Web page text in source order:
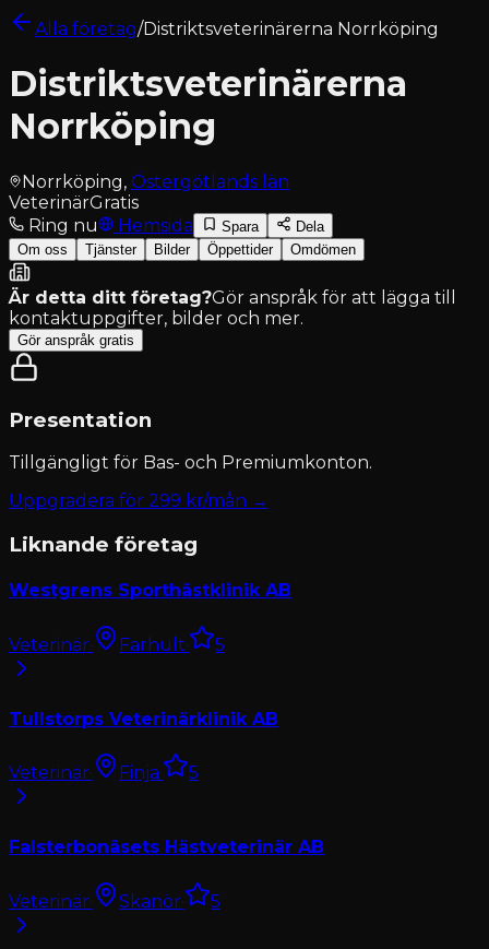
Alla företag/Distriktsveterinärerna Norrköping
Distriktsveterinärerna
Norrköping
Norrköping, Östergötlands län
VeterinärGratis
Ring nu
Hemsida Spara
Dela
Om oss
Tjänster Bilder Öppettider Omdömen
Är detta ditt företag?Gör anspråk för att lägga till
kontaktuppgifter, bilder och mer.
Gör anspråk gratis
Presentation
Tillgängligt för Bas- och Premiumkonton.
Uppgradera för 299 kr/mån →
Liknande företag
Westgrens Sporthästklinik AB
Veterinär· Farhult· 5
Tullstorps Veterinärklinik AB
Veterinär· Finja· 5
Falsterbonäsets Hästveterinär AB
Veterinär· Skanör· 5